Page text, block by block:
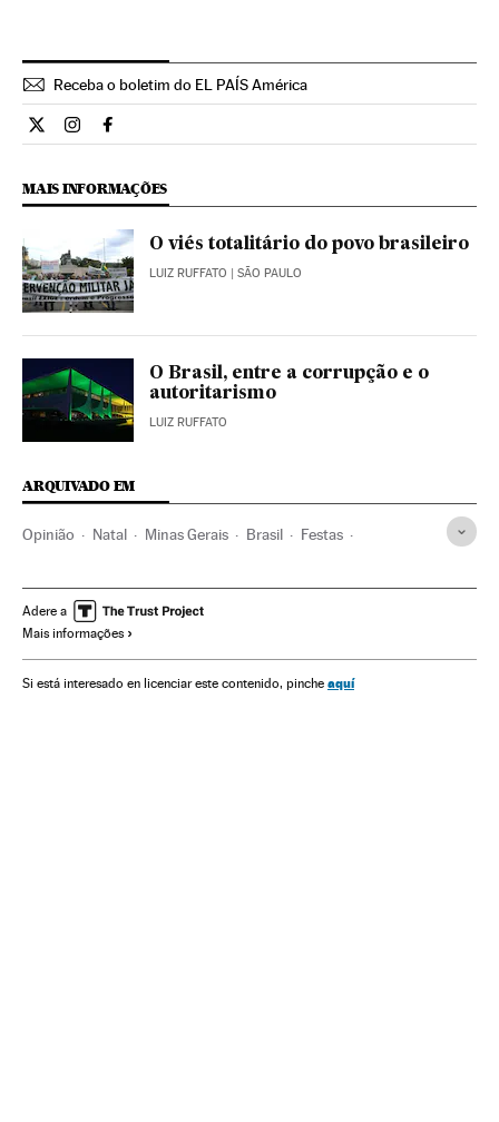
Receba o boletim do EL PAÍS América
Opiniao El País Brasil en Twitter
Opiniao El País Brasil en Instagram
Opiniao El País Brasil en Facebook
MAIS INFORMAÇÕES
O viés totalitário do povo brasileiro
LUIZ RUFFATO | SÃO PAULO
O Brasil, entre a corrupção e o
autoritarismo
LUIZ RUFFATO
ARQUIVADO EM
Opinião Natal Minas Gerais Brasil Festas
Adere a
Mais informações
Si está interesado en licenciar este contenido, pinche aquí